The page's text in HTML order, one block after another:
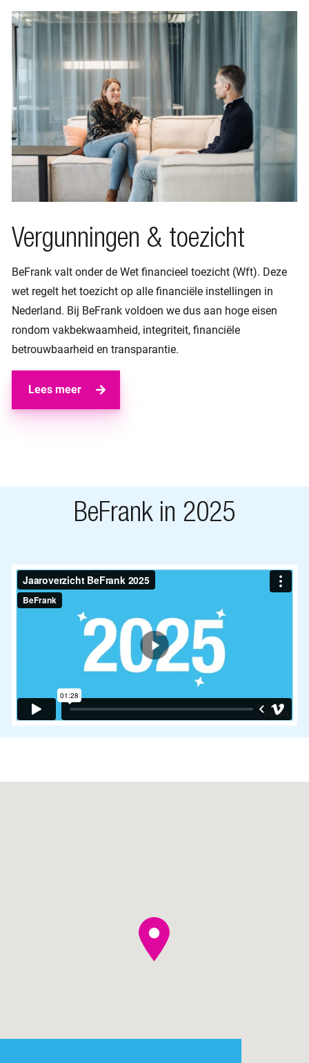
Vergunningen & toezicht
BeFrank valt onder de Wet financieel toezicht (Wft). Deze
wet regelt het toezicht op alle financiële instellingen in
Nederland. Bij BeFrank voldoen we dus aan hoge eisen
rondom vakbekwaamheid, integriteit, financiële
betrouwbaarheid en transparantie.
Lees meer
BeFrank in 2025